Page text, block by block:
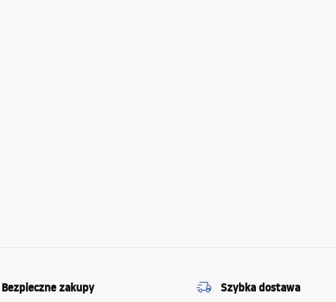
Bezpieczne zakupy Szybka dostawa